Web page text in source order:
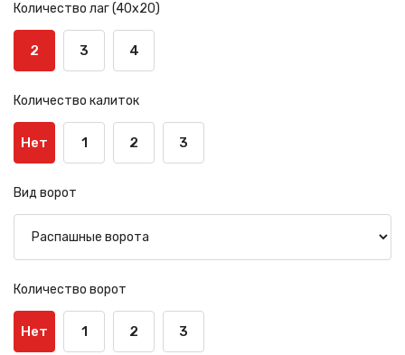
Количество лаг (40х20)
2 3 4
Количество калиток
Нет 1 2 3
Вид ворот
Количество ворот
Нет 1 2 3